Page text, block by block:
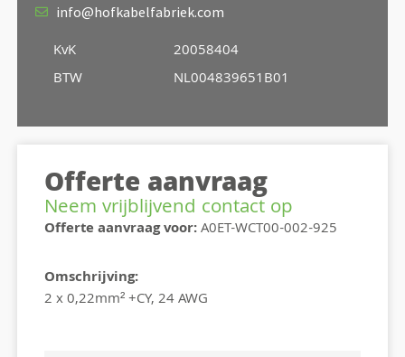
info@hofkabelfabriek.com
KvK
BTW
20058404
NL004839651B01
Offerte aanvraag
Neem vrijblijvend contact op
Offerte aanvraag voor:A0ET-WCT00-002-925
Omschrijving:
2 x 0,22mm² +CY, 24 AWG